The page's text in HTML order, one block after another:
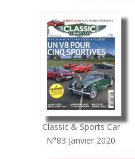
Classic & Sports Car
N°83 Janvier 2020